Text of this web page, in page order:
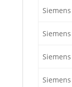
Siemens
Siemens
Siemens
Siemens